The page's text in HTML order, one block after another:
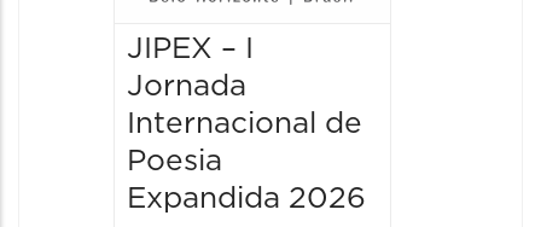
JIPEX – I
Jornada
Internacional de
Poesia
Expandida 2026